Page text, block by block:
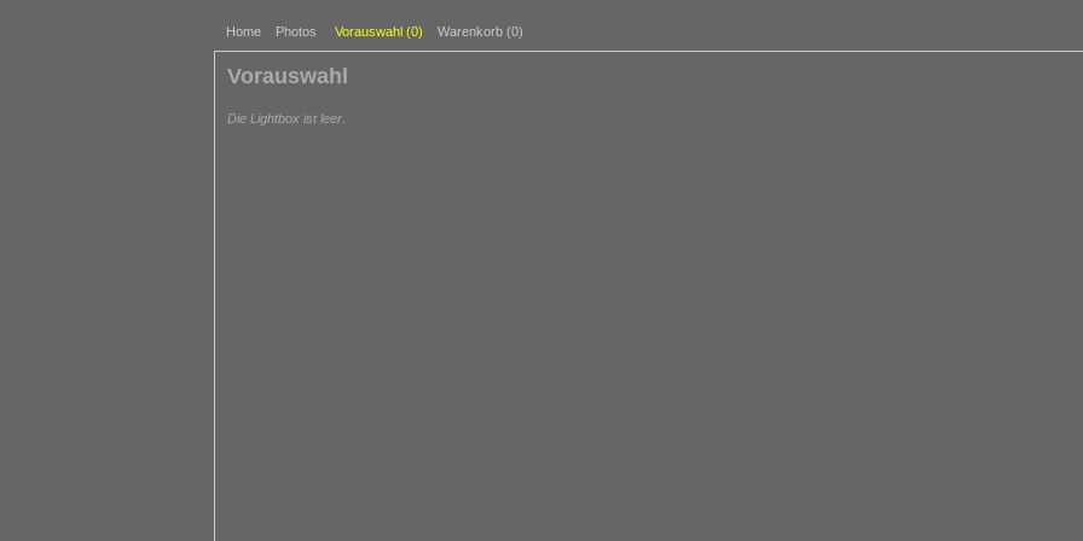
Home Photos Vorauswahl (0) Warenkorb (0)
Vorauswahl
Die Lightbox ist leer.